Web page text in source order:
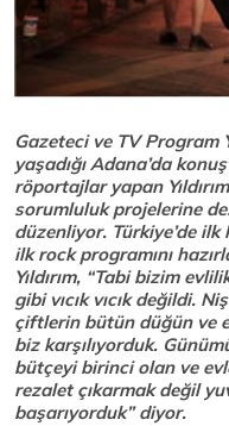
Gazeteci ve TV Program
yaşadığı Adana’da
röportajlar yapan
sorumluluk projelerine
düzenliyor. Türkiye’de
ilk rock programını
Yıldırım, “Tabi bizim
gibi vıcık vıcık değildi.
çiftlerin bütün düğün ve
biz karşılıyorduk.
bütçeyi birinci olan ve
rezalet çıkarmak değil
başarıyorduk” diyor.